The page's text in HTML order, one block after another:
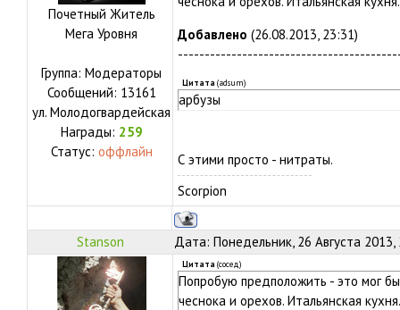
Почетный Житель
Мега Уровня
Группа: Модераторы
Сообщений: 13161
ул. Молодогвардейская
Награды: 259
Статус: оффлайн
Добавлено (26.08.2013, 23:31)
Цитата (adsum)
арбузы
С этими просто - нитраты.
Scorpion
Stanson Дата: Понедельник, 26 Августа
Цитата (сосед)
Попробую предположить - это мог
чеснока и орехов. Итальянская кухня.